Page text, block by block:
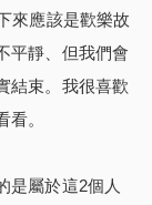
來應該是歡樂故
平靜、但我們會
結束。我很喜歡
。
是屬於這2個人